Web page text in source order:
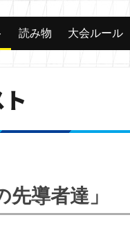
読み物 大会ルール
先導者達」